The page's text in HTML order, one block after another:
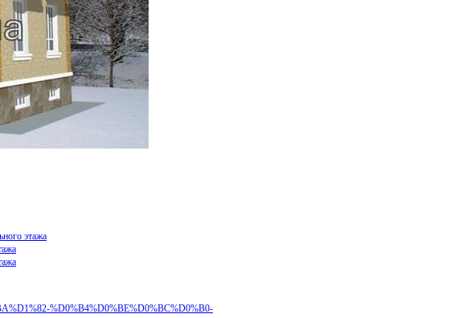
этажа
%D0%B4%D0%BE%D0%BC%D0%B0-